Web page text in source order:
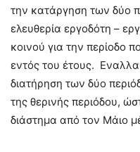
την κατάργηση των δύο
ελευθερία εργοδότη –
κοινού για την περίοδο
εντός του έτους.
διατήρηση των δύο
της θερινής περιόδου,
διάστημα από τον Μάιο